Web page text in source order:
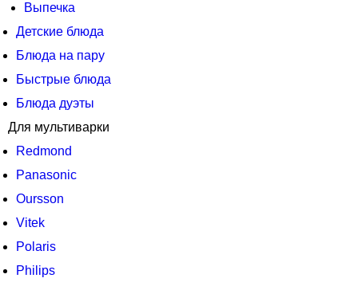
Выпечка
Детские блюда
Блюда на пару
Быстрые блюда
Блюда дуэты
Для мультиварки
Redmond
Panasonic
Oursson
Vitek
Polaris
Philips